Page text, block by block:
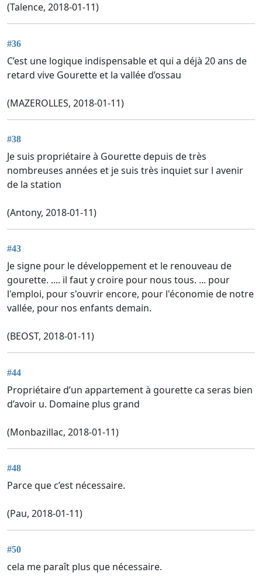
(Talence, 2018-01-11)
#36
C’est une logique indispensable et qui a déjà 20 ans de
retard vive Gourette et la vallée d’ossau
(MAZEROLLES, 2018-01-11)
#38
Je suis propriétaire à Gourette depuis de très
nombreuses années et je suis très inquiet sur l avenir
de la station
(Antony, 2018-01-11)
#43
Je signe pour le développement et le renouveau de
gourette. .... il faut y croire pour nous tous. ... pour
l'emploi, pour s'ouvrir encore, pour l'économie de notre
vallée, pour nos enfants demain.
(BEOST, 2018-01-11)
#44
Propriétaire d’un appartement à gourette ca seras bien
d’avoir u. Domaine plus grand
(Monbazillac, 2018-01-11)
#48
Parce que c’est nécessaire.
(Pau, 2018-01-11)
#50
cela me paraît plus que nécessaire.